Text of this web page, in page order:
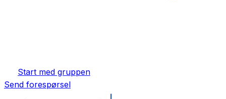
Start med gruppen
Send forespørsel